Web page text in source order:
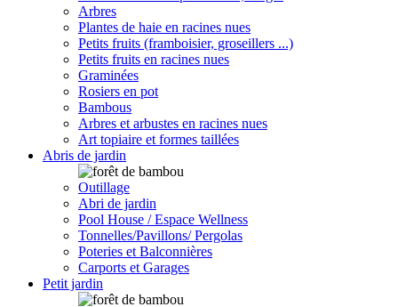
Arbres
Plantes de haie en racines nues
Petits fruits (framboisier, groseillers ...)
Petits fruits en racines nues
Graminées
Rosiers en pot
Bambous
Arbres et arbustes en racines nues
Art topiaire et formes taillées
Abris de jardin
Outillage
Abri de jardin
Pool House / Espace Wellness
Tonnelles/Pavillons/ Pergolas
Poteries et Balconnières
Carports et Garages
Petit jardin